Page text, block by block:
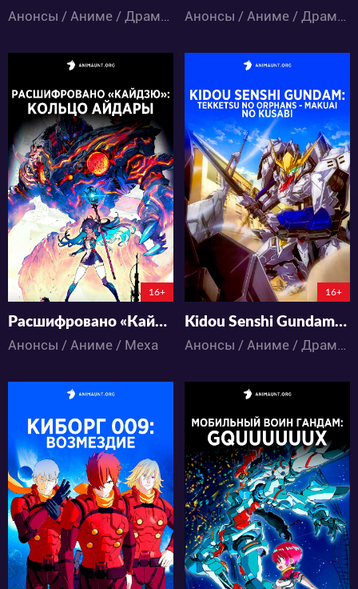
Анонсы / Аниме / Драма / Меха / Фантастика Анонсы / Аниме / Драма / Космос / Меха / Фантастика
6112
3 0
0:0:0
16+
Расшифровано «Кайдзю»: Кольцо Айдары
Анонсы / Аниме / Меха
9349
3 0
0:0:0
16+
Kidou Senshi Gundam: Tekketsu no Orphans - Makuai no Kusabi
Анонсы / Аниме / Драма / Космос / Меха / Фантастика / Экшен
8380
5 0
17222
36 10